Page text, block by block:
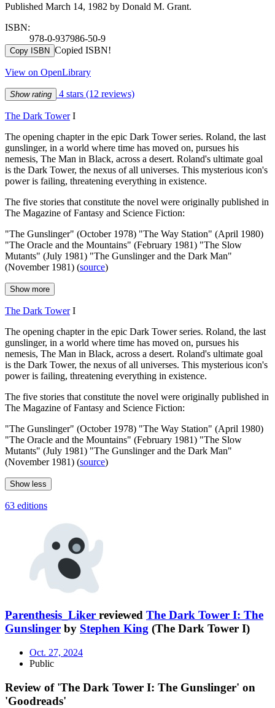
Published March 14, 1982 by Donald M. Grant.
ISBN:
978-0-937986-50-9
Copy ISBN Copied ISBN!
View on OpenLibrary
Show rating 4 stars (12 reviews)
The Dark TowerI
The opening chapter in the epic Dark Tower series. Roland, the last
gunslinger, in a world where time has moved on, pursues his
nemesis, The Man in Black, across a desert. Roland's ultimate goal
is the Dark Tower, the nexus of all universes. This mysterious icon's
power is failing, threatening everything in existence.
The five stories that constitute the novel were originally published in
The Magazine of Fantasy and Science Fiction:
"The Gunslinger" (October 1978) "The Way Station" (April 1980)
"The Oracle and the Mountains" (February 1981) "The Slow
Mutants" (July 1981) "The Gunslinger and the Dark Man"
(November 1981) (source)
Show more
The Dark TowerI
The opening chapter in the epic Dark Tower series. Roland, the last
gunslinger, in a world where time has moved on, pursues his
nemesis, The Man in Black, across a desert. Roland's ultimate goal
is the Dark Tower, the nexus of all universes. This mysterious icon's
power is failing, threatening everything in existence.
The five stories that constitute the novel were originally published in
The Magazine of Fantasy and Science Fiction:
"The Gunslinger" (October 1978) "The Way Station" (April 1980)
"The Oracle and the Mountains" (February 1981) "The Slow
Mutants" (July 1981) "The Gunslinger and the Dark Man"
(November 1981) (source)
Show less
63 editions
Parenthesis_Liker reviewed The Dark Tower I: The
Gunslinger by Stephen King (The Dark Tower I)
Oct. 27, 2024
Public
Review of 'The Dark Tower I: The Gunslinger' on
'Goodreads'